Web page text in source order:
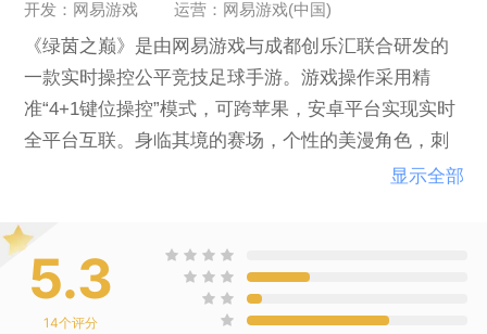
开发：网易游戏 运营：网易游戏(中国)
《绿茵之巅》是由网易游戏与成都创乐汇联合研发的
一款实时操控公平竞技足球手游。游戏操作采用精
准“4+1键位操控”模式，可跨苹果，安卓平台实现实时
全平台互联。身临其境的赛场，个性的美漫角色，刺
激的实时对抗，流畅的操作控制，将为玩家带来全新
家可以自主培养万千真实球员，打造属于自己的传奇
球队，登上绿茵之巅，体会足球带来的激情！
显示全部
5.3
14个评分